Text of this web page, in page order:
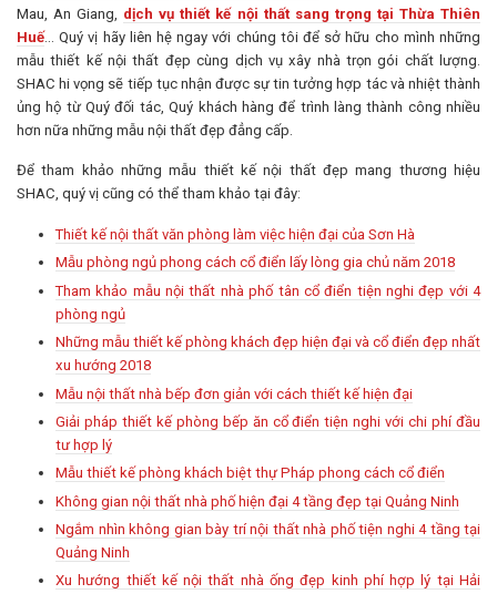
Mau, An Giang, dịch vụ thiết kế nội thất sang trọng tại Thừa Thiên
Huế… Quý vị hãy liên hệ ngay với chúng tôi để sở hữu cho mình những
mẫu thiết kế nội thất đẹp cùng dịch vụ xây nhà trọn gói chất lượng.
SHAC hi vọng sẽ tiếp tục nhận được sự tin tưởng hợp tác và nhiệt thành
ủng hộ từ Quý đối tác, Quý khách hàng để trình làng thành công nhiều
hơn nữa những mẫu nội thất đẹp đẳng cấp.
Để tham khảo những mẫu thiết kế nội thất đẹp mang thương hiệu
SHAC, quý vị cũng có thể tham khảo tại đây:
Thiết kế nội thất văn phòng làm việc hiện đại của Sơn Hà
Mẫu phòng ngủ phong cách cổ điển lấy lòng gia chủ năm 2018
Tham khảo mẫu nội thất nhà phố tân cổ điển tiện nghi đẹp với 4
phòng ngủ
Những mẫu thiết kế phòng khách đẹp hiện đại và cổ điển đẹp nhất
xu hướng 2018
Mẫu nội thất nhà bếp đơn giản với cách thiết kế hiện đại
Giải pháp thiết kế phòng bếp ăn cổ điển tiện nghi với chi phí đầu
tư hợp lý
Mẫu thiết kế phòng khách biệt thự Pháp phong cách cổ điển
Không gian nội thất nhà phố hiện đại 4 tầng đẹp tại Quảng Ninh
Ngắm nhìn không gian bày trí nội thất nhà phố tiện nghi 4 tầng tại
Quảng Ninh
Xu hướng thiết kế nội thất nhà ống đẹp kinh phí hợp lý tại Hải